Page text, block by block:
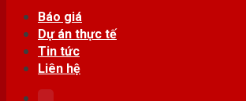
Báo giá
Dự án thực tế
Tin tức
Liên hệ